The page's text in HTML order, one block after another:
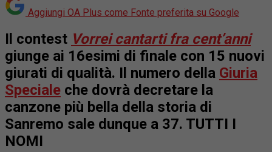
Aggiungi OA Plus come Fonte preferita su Google
Il contest Vorrei cantarti fra cent’anni
giunge ai 16esimi di finale con 15 nuovi
giurati di qualità. Il numero della Giuria
Speciale che dovrà decretare la
canzone più bella della storia di
Sanremo sale dunque a 37. TUTTI I
NOMI